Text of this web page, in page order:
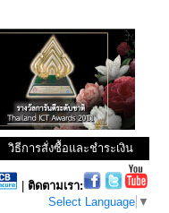
วิธีการสั่งซื้อและชำระเงิน
ติดตามเรา:
Select Language ▼